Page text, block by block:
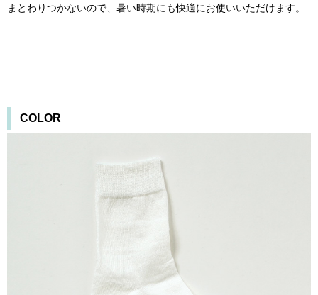
まとわりつかないので、暑い時期にも快適にお使いいただけます。
COLOR